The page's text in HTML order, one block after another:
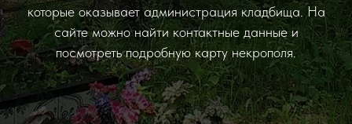
которые оказывает администрация кладбища. На
сайте можно найти контактные данные и
посмотреть подробную карту некрополя.